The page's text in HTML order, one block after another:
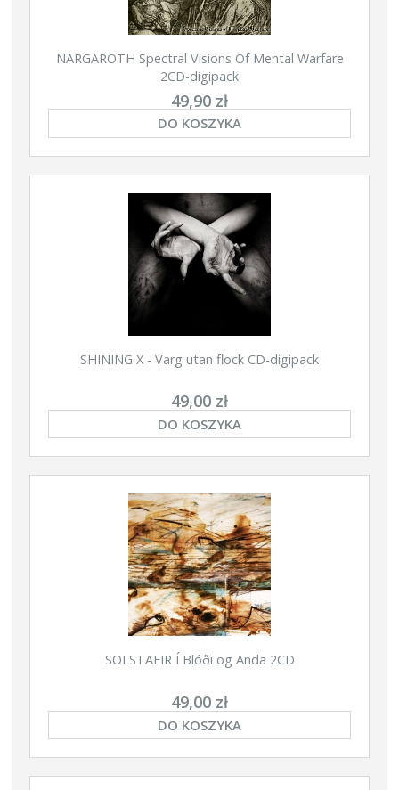
NARGAROTH Spectral Visions Of Mental Warfare
2CD-digipack
49,90 zł
DO KOSZYKA
SHINING X - Varg utan flock CD-digipack
49,00 zł
DO KOSZYKA
SOLSTAFIR Í Blóði og Anda 2CD
49,00 zł
DO KOSZYKA